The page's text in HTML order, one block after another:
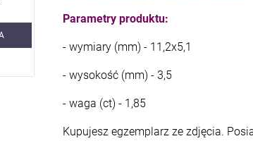
-
Parametry produktu:
- wymiary (mm) - 11,2x5,1
- wysokość (mm) - 3,5
- waga (ct) - 1,85
Kupujesz egzemplarz ze zdjęcia.